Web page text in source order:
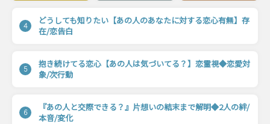
4
どうしても知りたい【あの人のあなたに対する恋心有無】存
在/恋告白
5
抱き続けてる恋心【あの人は気づいてる？】恋霊視◆恋愛対
象/次行動
6
『あの人と交際できる？』片想いの結末まで解明◆2人の絆/
本音/変化